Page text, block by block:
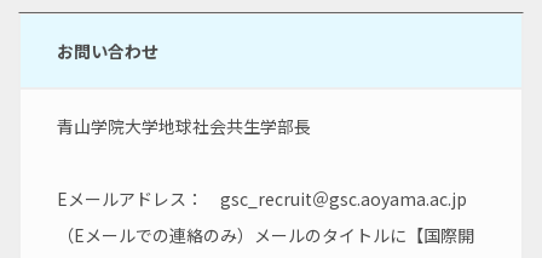
お問い合わせ
青山学院大学地球社会共生学部長
Eメールアドレス：　gsc_recruit＠gsc.aoyama.ac.jp
（Eメールでの連絡のみ）メールのタイトルに【国際開